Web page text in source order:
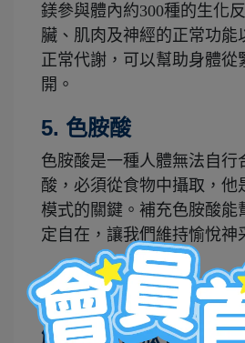
鎂參與體內約300種的生化
臟、肌肉及神經的正常功能
正常代謝，可以幫助身體從
開。
5. 色胺酸
色胺酸是一種人體無法自行
酸，必須從食物中攝取，他
模式的關鍵。補充色胺酸能
定自在，讓我們維持愉悅神
【營養師深度解密】
解酪蛋白胜肽」值得